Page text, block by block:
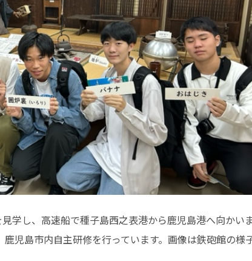
し、高速船で種子島西之表港から鹿児島港へ向かい
児島市内自主研修を行っています。画像は鉄砲館の様